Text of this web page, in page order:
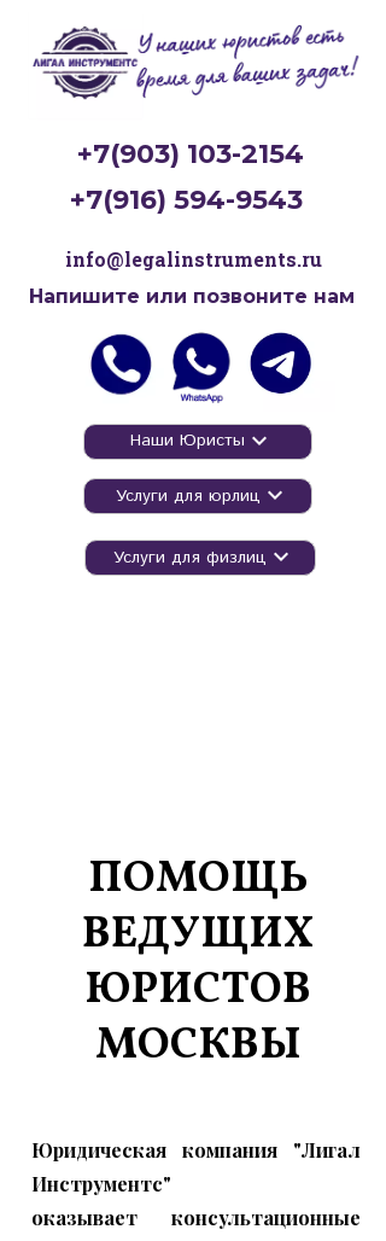
+7(903) 103-2154
+7(916) 594-9543
Напишите или позвоните нам
info@legalinstruments.ru
Наши Юристы
Услуги для юрлиц
Услуги для физлиц
ПОМОЩЬ
ВЕДУЩИХ
ЮРИСТОВ
МОСКВЫ
Юридическая компания "Лигал
Инструментс"
оказывает консультационные